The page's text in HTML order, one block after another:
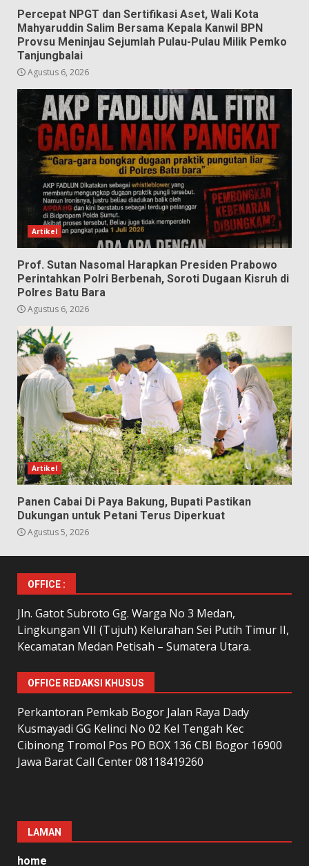
Percepat NPGT dan Sertifikasi Aset, Wali Kota
Mahyaruddin Salim Bersama Kepala Kanwil BPN
Provsu Meninjau Sejumlah Pulau-Pulau Milik Pemko
Tanjungbalai
Agustus 6, 2026
Artikel
Prof. Sutan Nasomal Harapkan Presiden Prabowo
Perintahkan Polri Berbenah, Soroti Dugaan Kisruh di
Polres Batu Bara
Agustus 6, 2026
Artikel
Panen Cabai Di Paya Bakung, Bupati Pastikan
Dukungan untuk Petani Terus Diperkuat
Agustus 5, 2026
OFFICE :
Jln. Gatot Subroto Gg. Warga No 3 Medan,
Lingkungan VII (Tujuh) Kelurahan Sei Putih Timur II,
Kecamatan Medan Petisah – Sumatera Utara.
OFFICE REDAKSI KHUSUS
Perkantoran Pemkab Bogor Jalan Raya Dady
Kusmayadi GG Kelinci No 02 Kel Tengah Kec
Cibinong Tromol Pos PO BOX 136 CBI Bogor 16900
Jawa Barat Call Center 08118419260
LAMAN
home